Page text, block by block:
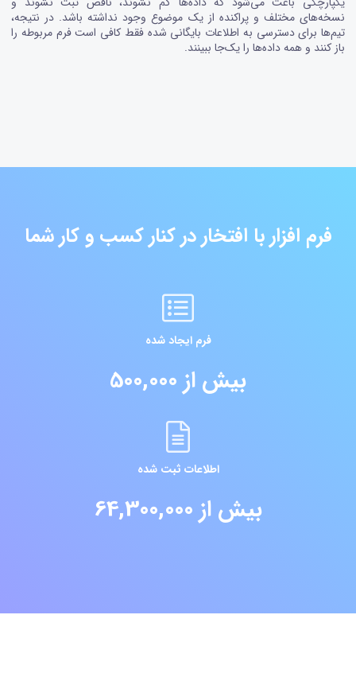
نسخه‌های مختلف و پراکنده از یک موضوع وجود نداشته باشد. در نتیجه،
تیم‌ها برای دسترسی به اطلاعات بایگانی شده فقط کافی است فرم مربوطه را
باز کنند و همه داده‌ها را یک‌جا ببینند.
فرم افزار با افتخار در کنار کسب و کار شما
فرم ایجاد شده
بیش از 500,000
اطلاعات ثبت شده
بیش از 64,300,000